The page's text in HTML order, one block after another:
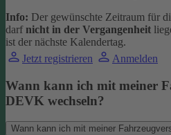
Info: Der gewünschte Zeitraum für
darf nicht in der Vergangenheit
ist der nächste Kalendertag.
Jetzt registrieren
Anmelden
Wann kann ich mit meiner
DEVK wechseln?
Wann kann ich mit meiner